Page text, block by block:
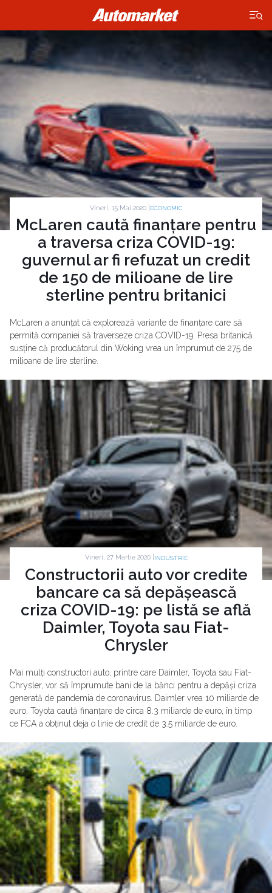
×
Vineri, 15 Mai 2020 | ECONOMIC
McLaren caută finanțare pentru
a traversa criza COVID-19:
guvernul ar fi refuzat un credit
de 150 de milioane de lire
sterline pentru britanici
McLaren a anunțat că explorează variante de finanțare care să
permită companiei să traverseze criza COVID-19. Presa britanică
susține că producătorul din Woking vrea un împrumut de 275 de
milioane de lire sterline.
Vineri, 27 Martie 2020 | INDUSTRIE
Constructorii auto vor credite
bancare ca să depășească
criza COVID-19: pe listă se află
Daimler, Toyota sau Fiat-
Chrysler
Mai mulți constructori auto, printre care Daimler, Toyota sau Fiat-
Chrysler, vor să împrumute bani de la bănci pentru a depăși criza
generată de pandemia de coronavirus. Daimler vrea 10 miliarde de
euro, Toyota caută finanțare de circa 8.3 miliarde de euro, în timp
ce FCA a obținut deja o linie de credit de 3.5 miliarde de euro.